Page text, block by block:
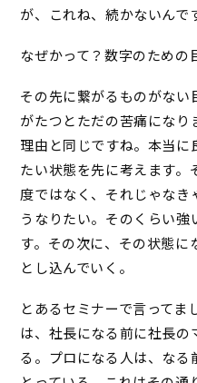
が、これね、続かないんで
なぜかって？数字のための
その先に繋がるものがない
がたつとただの苦痛になり
理由と同じですね。本当に
たい状態を先に考えます。
度ではなく、それじゃなき
うなりたい。そのくらい強
す。その次に、その状態に
とし込んでいく。
とあるセミナーで言ってま
は、社長になる前に社長の
る。プロになる人は、なる